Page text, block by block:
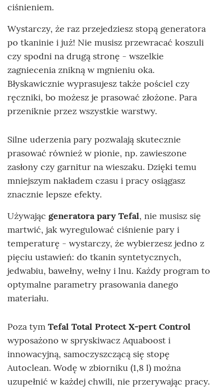
ciśnieniem.
Wystarczy, że raz przejedziesz stopą generatora
po tkaninie i już! Nie musisz przewracać koszuli
czy spodni na drugą stronę - wszelkie
zagniecenia znikną w mgnieniu oka.
Błyskawicznie wyprasujesz także pościel czy
ręczniki, bo możesz je prasować złożone. Para
przeniknie przez wszystkie warstwy.
Silne uderzenia pary pozwalają skutecznie
prasować również w pionie, np. zawieszone
zasłony czy garnitur na wieszaku. Dzięki temu
mniejszym nakładem czasu i pracy osiągasz
znacznie lepsze efekty.
Używając generatora pary Tefal, nie musisz się
martwić, jak wyregulować ciśnienie pary i
temperaturę - wystarczy, że wybierzesz jedno z
pięciu ustawień: do tkanin syntetycznych,
jedwabiu, bawełny, wełny i lnu. Każdy program to
optymalne parametry prasowania danego
materiału.
Poza tym Tefal Total Protect X-pert Control
wyposażono w spryskiwacz Aquaboost i
innowacyjną, samoczyszczącą się stopę
Autoclean. Wodę w zbiorniku (1,8 l) można
uzupełnić w każdej chwili, nie przerywając pracy.